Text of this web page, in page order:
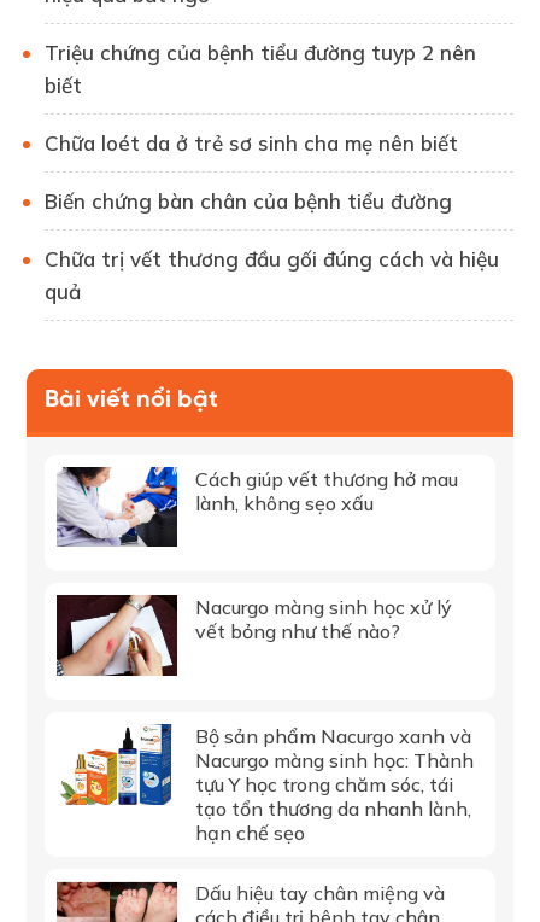
Triệu chứng của bệnh tiểu đường tuyp 2 nên
biết
Chữa loét da ở trẻ sơ sinh cha mẹ nên biết
Biến chứng bàn chân của bệnh tiểu đường
Chữa trị vết thương đầu gối đúng cách và hiệu
quả
Bài viết nổi bật
Cách giúp vết thương hở mau
lành, không sẹo xấu
Nacurgo màng sinh học xử lý
vết bỏng như thế nào?
Bộ sản phẩm Nacurgo xanh và
Nacurgo màng sinh học: Thành
tựu Y học trong chăm sóc, tái
tạo tổn thương da nhanh lành,
hạn chế sẹo
Dấu hiệu tay chân miệng và
cách điều trị bệnh tay chân